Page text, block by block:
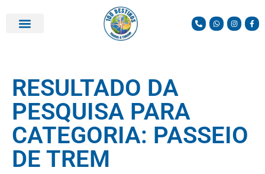
RESULTADO DA
PESQUISA PARA
CATEGORIA: PASSEIO
DE TREM